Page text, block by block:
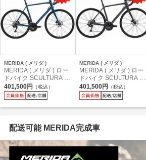
MERIDA ( メリダ )
MERIDA ( メリダ ) ロー
ドバイク SCULTURA 40
0+ANTARES CARBON
WHEEL ( スクラトゥー
ラ 400+アンタレス カー
ボンホイール ) ティール
( FB01 ) 47 ( 身長目安16
5cm前後 )
401,500円 （税込）
MERIDA ( メリダ )
MERIDA ( メリダ ) ロー
ドバイク SCULTURA 40
0+ANTARES CARBON
WHEEL ( スクラトゥー
ラ 400+アンタレス カー
ボンホイール ) シルクブ
( FK02 ) 44 ( 身長目安16
0cm前後 )
401,500円 （税込）
配送可能 MERIDA完成車